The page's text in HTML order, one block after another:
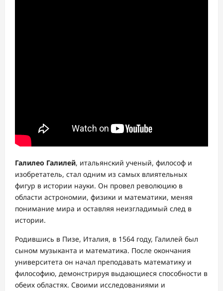
Галилео Галилей, итальянский ученый, философ и
изобретатель, стал одним из самых влиятельных
фигур в истории науки. Он провел революцию в
области астрономии, физики и математики, меняя
понимание мира и оставляя неизгладимый след в
истории.
Родившись в Пизе, Италия, в 1564 году, Галилей был
сыном музыканта и математика. После окончания
университета он начал преподавать математику и
философию, демонстрируя выдающиеся способности в
обеих областях. Своими исследованиями и